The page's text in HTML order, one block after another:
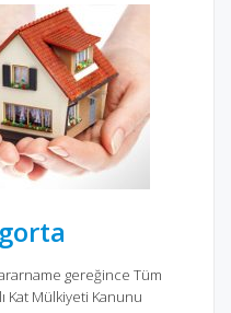
gereğince Tüm
Kat Mülkiyeti Kanunu